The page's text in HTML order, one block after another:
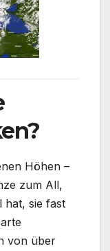
Höhen –
zum All,
hat, sie fast
von über